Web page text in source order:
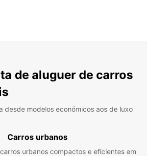
de aluguer de carros
desde modelos económicos aos de luxo
Carros urbanos
urbanos compactos e eficientes em